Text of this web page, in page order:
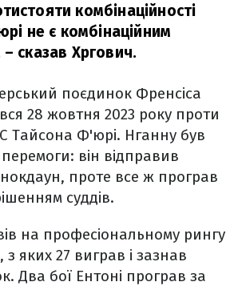
комбінаційності
не є комбінаційним
– сказав Хргович.
поєдинок Френсіса
28 жовтня 2023 року проти
Тайсона Ф'юрі. Нганну був
він відправив
проте все ж програв
суддів.
на професіональному рингу
з яких 27 виграв і зазнав
Два бої Ентоні програв за